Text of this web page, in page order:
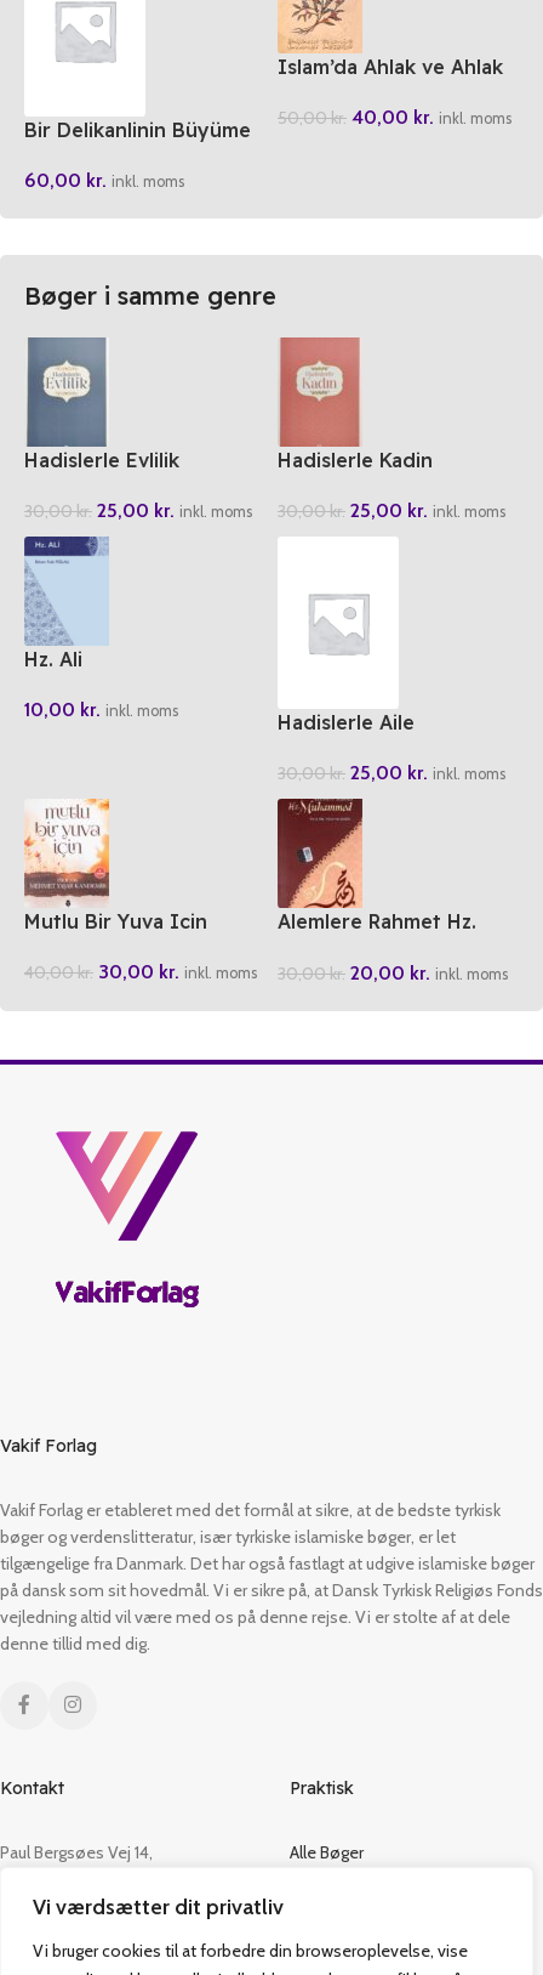
Vi værdsætter dit privatliv
Vi bruger cookies til at forbedre din browseroplevelse, vise
Bir Delikanlinin Büyüme
60,00 kr. inkl. moms
Islam’da Ahlak ve Ahlak
50,00kr. 40,00 kr. inkl. moms
Bøger i samme genre
Hadislerle Evlilik
30,00kr. 25,00 kr. inkl. moms
Hadislerle Kadin
30,00kr. 25,00 kr. inkl. moms
Hz. Ali
10,00 kr. inkl. moms Hadislerle Aile
30,00kr. 25,00 kr. inkl. moms
Mutlu Bir Yuva Icin
40,00kr. 30,00 kr. inkl. moms
Alemlere Rahmet Hz.
30,00kr. 20,00 kr. inkl. moms
Vakif Forlag
Vakif Forlag er etableret med det formål at sikre, at de bedste tyrkisk
bøger og verdenslitteratur, især tyrkiske islamiske bøger, er let
tilgængelige fra Danmark. Det har også fastlagt at udgive islamiske bøger
på dansk som sit hovedmål. Vi er sikre på, at Dansk Tyrkisk Religiøs Fonds
vejledning altid vil være med os på denne rejse. Vi er stolte af at dele
denne tillid med dig.
Kontakt
Paul Bergsøes Vej 14,
CVR: 42813915
admin@vakifforlag.dk
Praktisk
Alle Bøger
Kontakt